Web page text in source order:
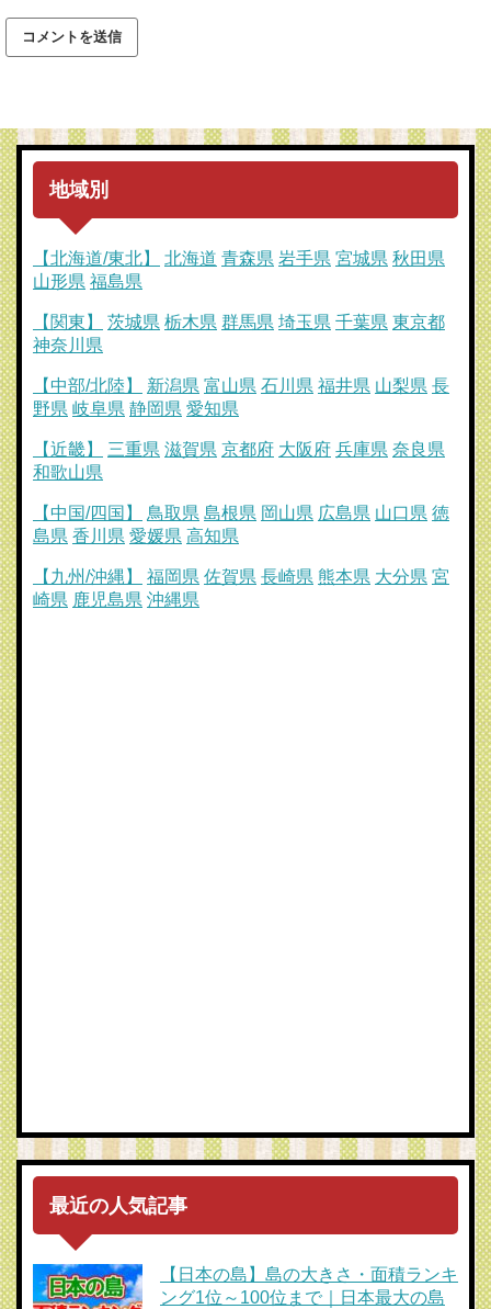
地域別
【北海道/東北】 北海道 青森県 岩手県 宮城県 秋田県
山形県 福島県
【関東】 茨城県 栃木県 群馬県 埼玉県 千葉県 東京都
神奈川県
【中部/北陸】 新潟県 富山県 石川県 福井県 山梨県 長
野県 岐阜県 静岡県 愛知県
【近畿】 三重県 滋賀県 京都府 大阪府 兵庫県 奈良県
和歌山県
【中国/四国】 鳥取県 島根県 岡山県 広島県 山口県 徳
島県 香川県 愛媛県 高知県
【九州/沖縄】 福岡県 佐賀県 長崎県 熊本県 大分県 宮
崎県 鹿児島県 沖縄県
最近の人気記事
【日本の島】島の大きさ・面積ランキ
ング1位～100位まで｜日本最大の島